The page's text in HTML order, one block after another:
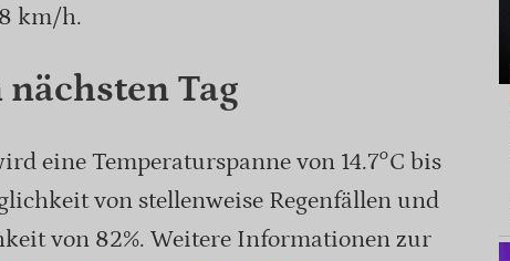
km/h.
Tag
eine Temperaturspanne von 14.7°C bis
von stellenweise Regenfällen und
von 82%. Weitere Informationen zur